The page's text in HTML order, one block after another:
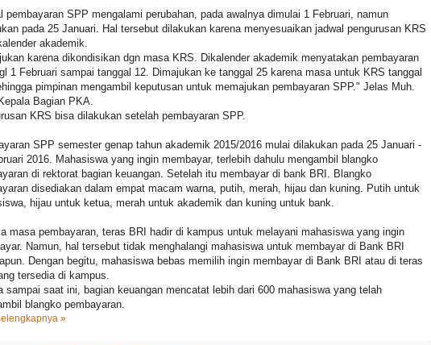
pembayaran SPP mengalami perubahan, pada awalnya dimulai 1 Februari, namun
pada 25 Januari. Hal tersebut dilakukan karena menyesuaikan jadwal pengurusan KRS
akademik.
karena dikondisikan dgn masa KRS. Dikalender akademik menyatakan pembayaran
1 Februari sampai tanggal 12. Dimajukan ke tanggal 25 karena masa untuk KRS tanggal
pimpinan mengambil keputusan untuk memajukan pembayaran SPP." Jelas Muh.
Bagian PKA.
KRS bisa dilakukan setelah pembayaran SPP.
SPP semester genap tahun akademik 2015/2016 mulai dilakukan pada 25 Januari -
2016. Mahasiswa yang ingin membayar, terlebih dahulu mengambil blangko
di rektorat bagian keuangan. Setelah itu membayar di bank BRI. Blangko
disediakan dalam empat macam warna, putih, merah, hijau dan kuning. Putih untuk
hijau untuk ketua, merah untuk akademik dan kuning untuk bank.
masa pembayaran, teras BRI hadir di kampus untuk melayani mahasiswa yang ingin
Namun, hal tersebut tidak menghalangi mahasiswa untuk membayar di Bank BRI
Dengan begitu, mahasiswa bebas memilih ingin membayar di Bank BRI atau di teras
tersedia di kampus.
sampai saat ini, bagian keuangan mencatat lebih dari 600 mahasiswa yang telah
blangko pembayaran.
»